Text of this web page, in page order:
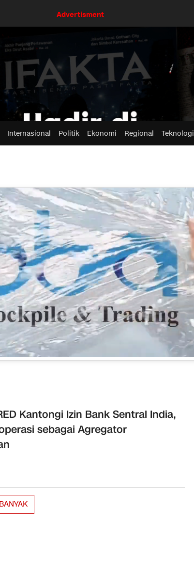
Advertisment
Internasional Politik Ekonomi Regional Teknologi
Kantongi Izin Bank Sentral India,
sebagai Agregator